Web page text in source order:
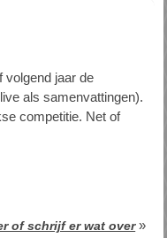
volgend jaar de
als samenvattingen).
competitie. Net of
of schrijf er wat over»